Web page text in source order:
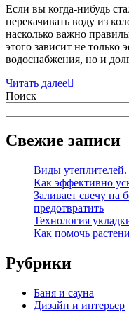
Если вы когда-нибудь
перекачивать воду из
насколько важно
этого зависит не
водоснабжения, но и
Читать далее
Поиск
Свежие записи
Виды
Как эффективно
Заливает свечу на
предотвратить
Технология
Как помочь
Рубрики
Баня и сауна
Дизайн и интерьер